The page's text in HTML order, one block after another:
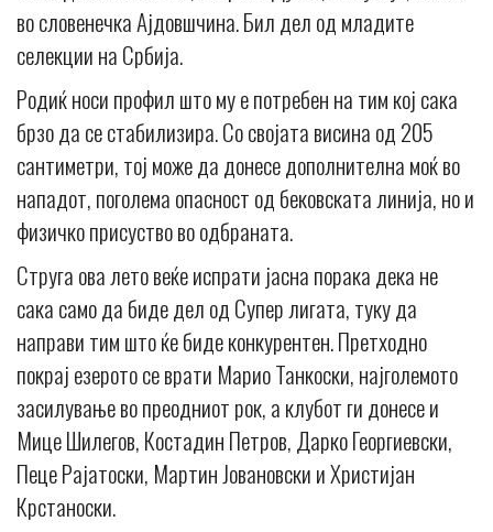
во словенечка Ајдовшчина. Бил дел од младите
селекции на Србија.
Родиќ носи профил што му е потребен на тим кој сака
брзо да се стабилизира. Со својата висина од 205
сантиметри, тој може да донесе дополнителна моќ во
нападот, поголема опасност од бековската линија, но и
физичко присуство во одбраната.
Струга ова лето веќе испрати јасна порака дека не
сака само да биде дел од Супер лигата, туку да
направи тим што ќе биде конкурентен. Претходно
покрај езерото се врати Марио Танкоски, најголемото
засилување во преодниот рок, а клубот ги донесе и
Мице Шилегов, Костадин Петров, Дарко Георгиевски,
Пеце Рајатоски, Мартин Јовановски и Христијан
Крстаноски.